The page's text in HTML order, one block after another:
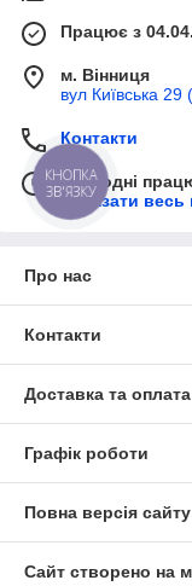
Працює з
м. Вінниця
вул Київська 29
Контакти
Сьогодні
Показати весь
Про нас
Контакти
Доставка та оплата
Графік роботи
Повна версія сайту
Сайт створено на
КНОПКА
ЗВ'ЯЗКУ